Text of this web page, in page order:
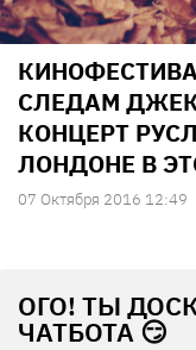
СЛЕДАМ
КОНЦЕРТ
ЛОНДОНЕ В
07 Октября 2016 12:49
ОГО! ТЫ
ЧАТБОТА 😏